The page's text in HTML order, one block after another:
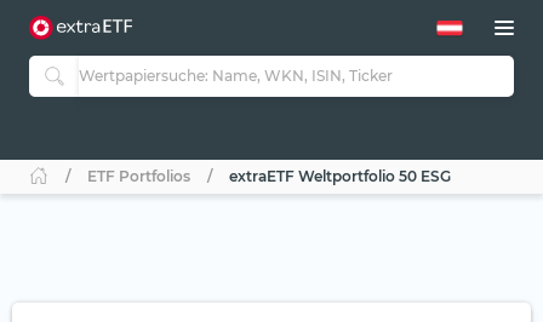
ETF Portfolios extraETF Weltportfolio 50 ESG